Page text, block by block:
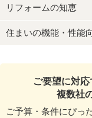
リフォームの知恵
住まいの機能・性能
ご要望に対応
複数社
ご予算・条件にぴっ